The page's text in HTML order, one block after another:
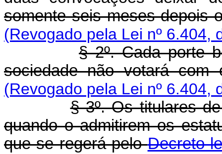
somente seis meses depois
(Revogado pela Lei nº 6.404,
§ 2º. Cada porte
sociedade não votará
(Revogado pela Lei nº 6.404,
§ 3º. Os titulares
quando o admitirem os
que se regerá peloDecreto-